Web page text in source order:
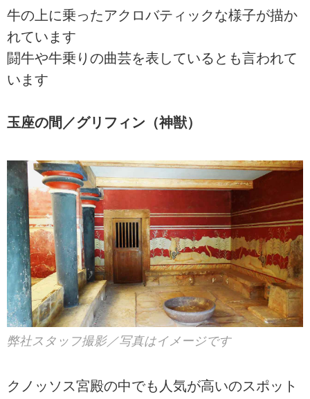
牛の上に乗ったアクロバティックな様子が描か
れています
闘牛や牛乗りの曲芸を表しているとも言われて
います
玉座の間／グリフィン（神獣）
弊社スタッフ撮影／写真はイメージです
クノッソス宮殿の中でも人気が高いのスポット